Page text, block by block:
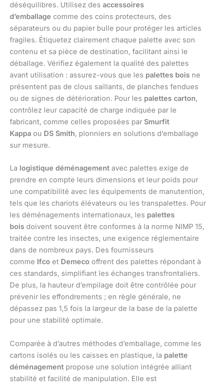
déséquilibres. Utilisez des accessoires
d’emballage comme des coins protecteurs, des
séparateurs ou du papier bulle pour protéger les articles
fragiles. Étiquetez clairement chaque palette avec son
contenu et sa pièce de destination, facilitant ainsi le
déballage. Vérifiez également la qualité des palettes
avant utilisation : assurez-vous que les palettes bois ne
présentent pas de clous saillants, de planches fendues
ou de signes de détérioration. Pour les palettes carton,
contrôlez leur capacité de charge indiquée par le
fabricant, comme celles proposées par Smurfit
Kappa ou DS Smith, pionniers en solutions d’emballage
sur mesure.
La logistique déménagement avec palettes exige de
prendre en compte leurs dimensions et leur poids pour
une compatibilité avec les équipements de manutention,
tels que les chariots élévateurs ou les transpalettes. Pour
les déménagements internationaux, les palettes
bois doivent souvent être conformes à la norme NIMP 15,
traitée contre les insectes, une exigence réglementaire
dans de nombreux pays. Des fournisseurs
comme Ifco et Demeco offrent des palettes répondant à
ces standards, simplifiant les échanges transfrontaliers.
De plus, la hauteur d’empilage doit être contrôlée pour
prévenir les effondrements ; en règle générale, ne
dépassez pas 1,5 fois la largeur de la base de la palette
pour une stabilité optimale.
Comparée à d’autres méthodes d’emballage, comme les
cartons isolés ou les caisses en plastique, la palette
déménagement propose une solution intégrée alliant
stabilité et facilité de manipulation. Elle est